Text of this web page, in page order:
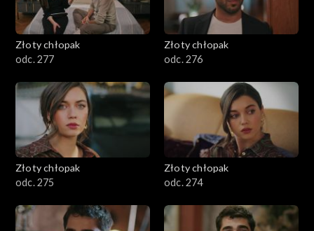
Złoty chłopak
odc. 277
Złoty chłopak
odc. 276
Złoty chłopak
odc. 275
Złoty chłopak
odc. 274